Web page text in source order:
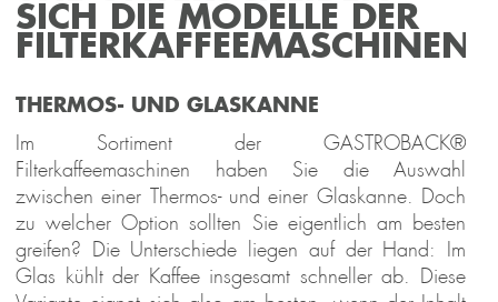
SICH DIE MODELLE DER
FILTERKAFFEEMASCHINEN?
THERMOS- UND GLASKANNE
Im Sortiment der GASTROBACK®
Filterkaffeemaschinen haben Sie die Auswahl
zwischen einer Thermos- und einer Glaskanne. Doch
zu welcher Option sollten Sie eigentlich am besten
greifen? Die Unterschiede liegen auf der Hand: Im
Glas kühlt der Kaffee insgesamt schneller ab. Diese